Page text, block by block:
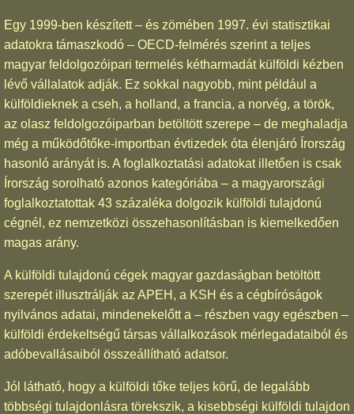
Egy 1999-ben készített – és zömében 1997. évi statisztikai
adatokra támaszkodó – OECD-felmérés szerint a teljes
magyar feldolgozóipari termelés kétharmadát külföldi kézben
lévő vállalatok adják. Ez sokkal nagyobb, mint például a
külföldieknek a cseh, a holland, a francia, a norvég, a török,
az olasz feldolgozóiparban betöltött szerepe – de meghaladja
még a működőtőke-importban évtizedek óta élenjáró Írország
hasonló arányát is. A foglalkoztatási adatokat illetően is csak
Írország sorolható azonos kategóriába – a magyarországi
foglalkoztatottak 43 százaléka dolgozik külföldi tulajdonú
cégnél, ez nemzetközi összehasonlításban is kiemelkedően
magas arány.
A külföldi tulajdonú cégek magyar gazdaságban betöltött
szerepét illusztrálják az APEH, a KSH és a cégbíróságok
nyilvános adatai, mindenekelőtt a – részben vagy egészben –
külföldi érdekeltségű társas vállalkozások mérlegadataiból és
adóbevallásaiból összeállítható adatsor.
Jól látható, hogy a külföldi tőke teljes körű, de legalább
többségi tulajdonlásra törekszik, a kisebbségi külföldi tulajdon